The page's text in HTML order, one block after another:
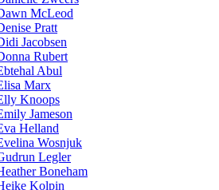
McLeod
Pratt
Jacobsen
Rubert
Abul
Marx
Knoops
Jameson
Helland
Wosnjuk
Legler
Boneham
Kolpin